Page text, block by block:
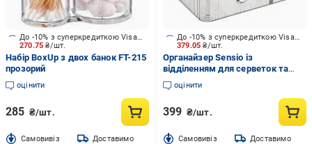
270.75₴/шт.
До -10% з суперкредиткою Visa Вигода
Набір BoxUp з двох банок FT-215
прозорий
оцінити
285 ₴/шт.
Cамовивіз Доставимо
379.05₴/шт.
До -10% з суперкредиткою Visa Вигода
Органайзер Sensio із
відділенням для серветок та
дрібниць 5 секцій 18,8х17,5х10,8
см прозорий
оцінити
399 ₴/шт.
Cамовивіз Доставимо